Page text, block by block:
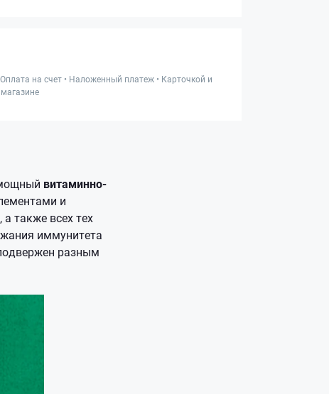
на счет • Наложенный платеж • Карточкой и
витаминно-
и
также всех тех
иммунитета
разным